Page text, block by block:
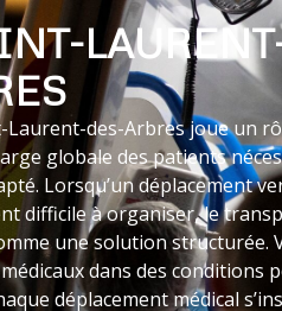
Laurent-des-Arbres joue un
globale des patients
Lorsqu’un déplacement
difficile à organiser, le
une solution structurée.
dans des conditions
déplacement médical